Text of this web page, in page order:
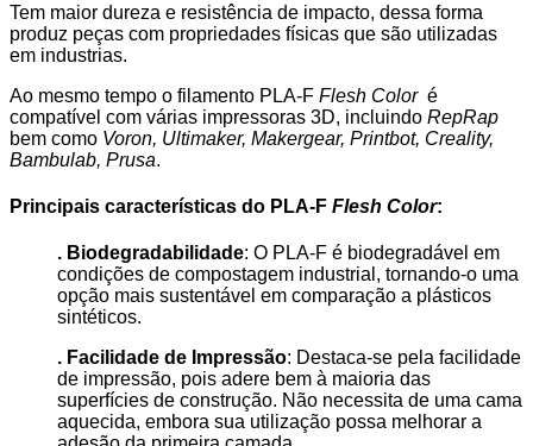
Tem maior dureza e resistência de impacto, dessa forma
produz peças com propriedades físicas que são utilizadas
em industrias.
Ao mesmo tempo o filamento PLA-F Flesh Coloré
compatível com várias impressoras 3D, incluindo RepRap
bem como Voron, Ultimaker, Makergear, Printbot, Creality,
Bambulab, Prusa.
Principais características do PLA-F Flesh Color:
. Biodegradabilidade: O PLA-F é biodegradável em
condições de compostagem industrial, tornando-o uma
opção mais sustentável em comparação a plásticos
sintéticos.
. Facilidade de Impressão: Destaca-se pela facilidade
de impressão, pois adere bem à maioria das
superfícies de construção. Não necessita de uma cama
aquecida, embora sua utilização possa melhorar a